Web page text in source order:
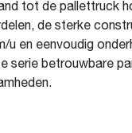
tot de pallettruck
de sterke
u en eenvoudig
serie betrouwbare